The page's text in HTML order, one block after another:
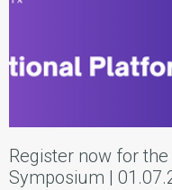
Register now for
Symposium |